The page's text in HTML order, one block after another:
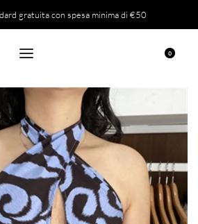
gratuita con spesa minima di €50
0